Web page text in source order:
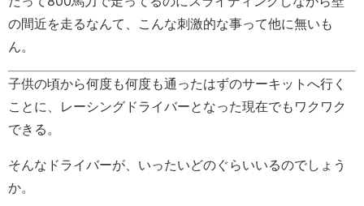
の間近を走るなんて、こんな刺激的な事って他に無いも
ん。
子供の頃から何度も何度も通ったはずのサーキットへ行く
ことに、レーシングドライバーとなった現在でもワクワク
できる。
そんなドライバーが、いったいどのぐらいいるのでしょう
か。